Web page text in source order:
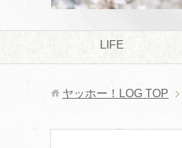
LIFE
ヤッホー！LOG TOP